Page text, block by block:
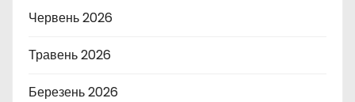
Червень 2026
Травень 2026
Березень 2026